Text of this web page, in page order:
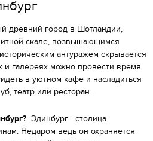
древний город в Шотландии,
скале, возвышающимся
антуражем скрывается
и галереях можно провести время
в уютном кафе и насладиться
театр или ресторан.
Эдинбург - столица
Недаром ведь он охраняется